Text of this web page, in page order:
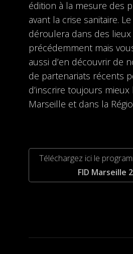
édition à la mesure des
avant la crise sanitaire.
déroulera dans des lieux
précédemment mais
aussi d’en découvrir de
de partenariats récents
d’inscrire toujours mieux
Marseille et dans la
Téléchargez ici le
FID Marseille